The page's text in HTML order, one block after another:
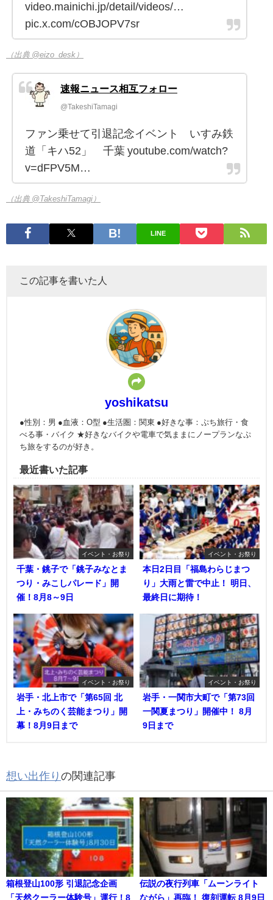
video.mainichi.jp/detail/videos/…
pic.x.com/cOBJOPV7sr
（出典 @eizo_desk）
速報ニュース相互フォロー
@TakeshiTamagi
ファン乗せて引退記念イベント いすみ鉄
道「キハ52」 千葉 youtube.com/watch?
v=dFPV5M…
（出典 @TakeshiTamagi）
LINE
この記事を書いた人
yoshikatsu
●性別：男 ●血液：O型 ●生活圏：関東 ●好きな事：ぷち旅行・食
べる事・バイク ★好きなバイクや電車で気ままにノープランなぷ
ち旅をするのが好き。
最近書いた記事
イベント・お祭り
千葉・銚子で「銚子みなとま
つり・みこしパレード」開
催！8月8～9日
イベント・お祭り
本日2日目「福島わらじまつ
り」大雨と雷で中止！ 明日、
最終日に期待！
イベント・お祭り
岩手・北上市で「第65回 北
上・みちのく芸能まつり」開
幕！8月9日まで
イベント・お祭り
岩手・一関市大町で「第73回
一関夏まつり」開催中！ 8月
9日まで
想い出作り の関連記事
箱根登山100形 引退記念企画
「天然クーラー体験号」運行！8
伝説の夜行列車「ムーンライト
ながら」再臨！ 復刻運転 8月9日